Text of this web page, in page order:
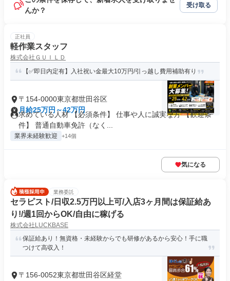
んか？
受け取る
正社員
軽作業スタッフ
株式会社ＧＵＩＬＤ
【✅即日内定有】入社祝い金最大10万円/引っ越し費用補助有り
〒154-0000東京都世田谷区
月給25万円～42万円
求めている人材 【必須条件】 仕事や人に誠実な方 【歓迎条
件】 普通自動車免許（なく...
業界未経験歓迎 +14個
気になる
業務委託
セラピスト/日収2.5万円以上可/入店3ヶ月間は保証給あ
り!/週1回からOK/自由に稼げる
株式会社LUCKBASE
保証給あり！無資格・未経験からでも研修があるから安心！手に職
つけて高収入！
〒156-0052東京都世田谷区経堂